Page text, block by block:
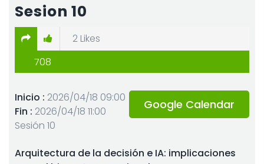
Sesion 10
2 Likes
708
Google Calendar
Inicio : 2026/04/18 09:00
Fin : 2026/04/18 11:00
Sesión 10
Arquitectura de la decisión e IA: implicaciones